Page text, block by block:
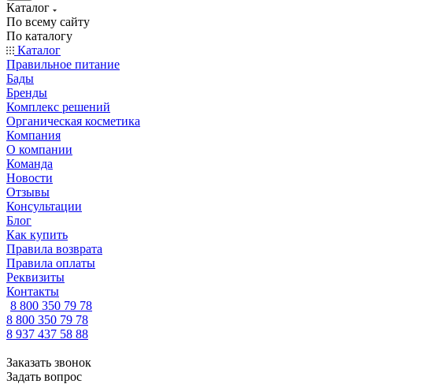
Каталог
По всему сайту
По каталогу
Каталог
Правильное питание
Бады
Бренды
Комплекс решений
Органическая косметика
Компания
О компании
Команда
Новости
Отзывы
Консультации
Блог
Как купить
Правила возврата
Правила оплаты
Реквизиты
Контакты
8 800 350 79 78
8 800 350 79 78
8 937 437 58 88
Заказать звонок
Задать вопрос